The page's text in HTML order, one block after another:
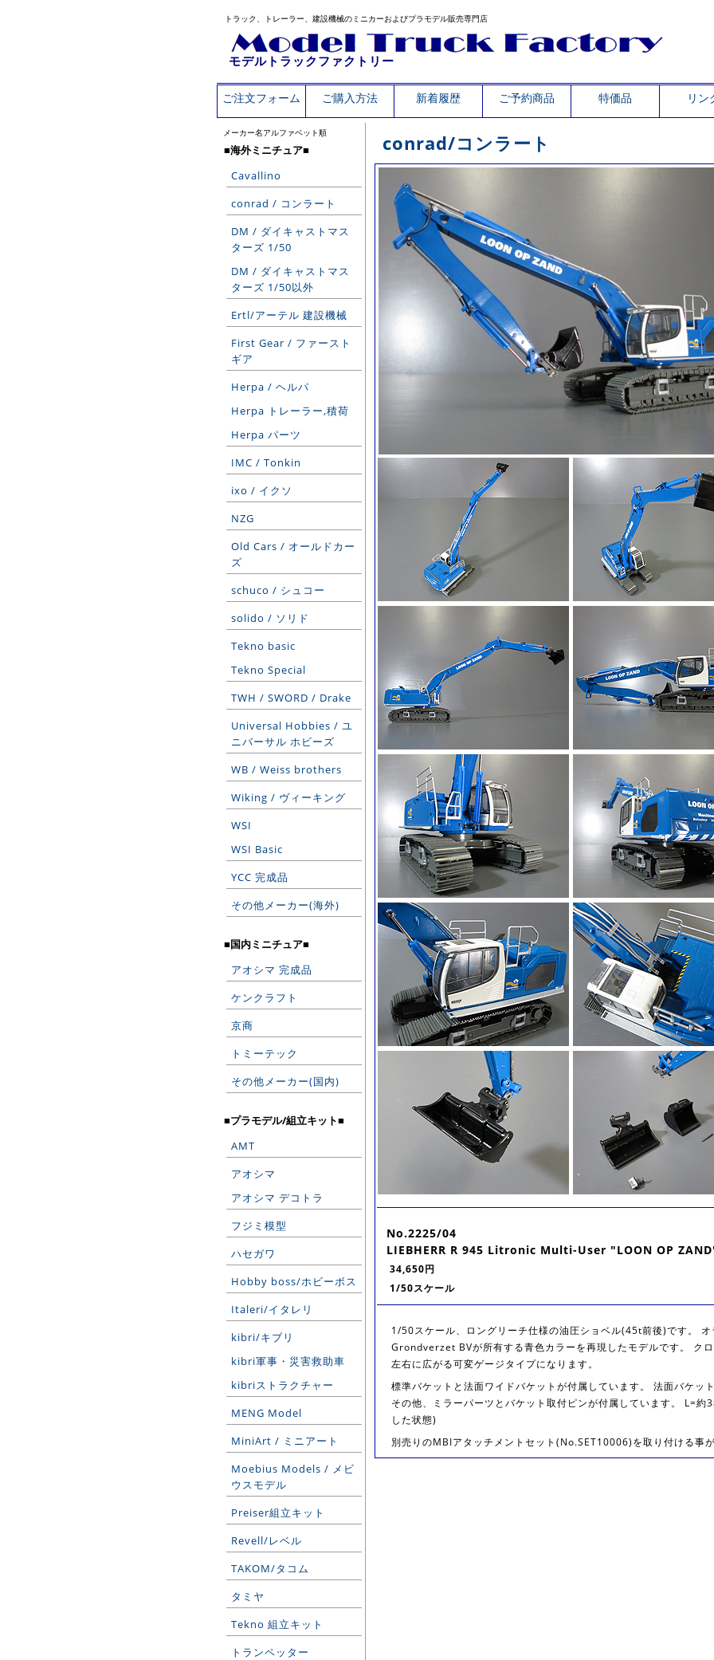
トラック、トレーラー、建設機械のミニカーおよびプラモデル販売専門店
モデルトラックファクトリー
ご注文フォーム ご購入方法 新着履歴 ご予約商品 特価品 リン
メーカー名アルファベット順
■海外ミニチュア■
Cavallino
conrad / コンラート
DM / ダイキャストマス
ターズ 1/50
DM / ダイキャストマス
ターズ 1/50以外
Ertl/アーテル 建設機械
First Gear / ファースト
ギア
Herpa / ヘルパ
Herpa トレーラー,積荷
Herpa パーツ
IMC / Tonkin
ixo / イクソ
NZG
Old Cars / オールドカー
ズ
schuco / シュコー
solido / ソリド
Tekno basic
Tekno Special
TWH / SWORD / Drake
Universal Hobbies / ユ
ニバーサル ホビーズ
WB / Weiss brothers
Wiking / ヴィーキング
WSI
WSI Basic
YCC 完成品
その他メーカー(海外)
■国内ミニチュア■
アオシマ 完成品
ケンクラフト
京商
トミーテック
その他メーカー(国内)
■プラモデル/組立キット■
AMT
アオシマ
アオシマ デコトラ
フジミ模型
ハセガワ
Hobby boss/ホビーボス
Italeri/イタレリ
kibri/キブリ
kibri軍事・災害救助車
kibriストラクチャー
MENG Model
MiniArt / ミニアート
Moebius Models / メビ
ウスモデル
Preiser組立キット
Revell/レベル
TAKOM/タコム
タミヤ
Tekno 組立キット
トランペッター
conrad/コンラート
No.2225/04
LIEBHERR R 945 Litronic Multi-User "LOON OP
34,650円
1/50スケール
1/50スケール、ロングリーチ仕様の油圧ショベル(45t前後)です。
Grondverzet BVが所有する青色カラーを再現したモデルです。 ク
左右に広がる可変ゲージタイプになります。
標準バケットと法面ワイドバケットが付属しています。 法面バケッ
その他、ミラーパーツとバケット取付ピンが付属しています。 L=約
した状態)
別売りのMBIアタッチメントセット(No.SET10006)を取り付ける事が